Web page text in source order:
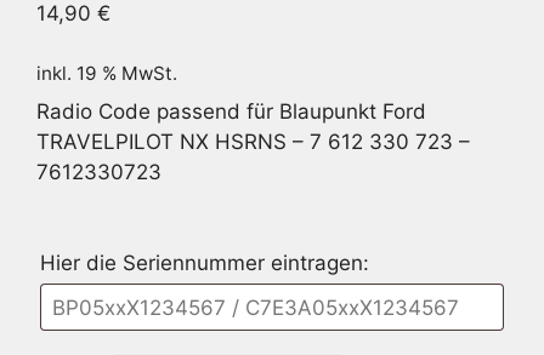
14,90 €
inkl. 19 % MwSt.
Radio Code passend für Blaupunkt Ford
TRAVELPILOT NX HSRNS – 7 612 330 723 –
7612330723
Hier die Seriennummer eintragen: